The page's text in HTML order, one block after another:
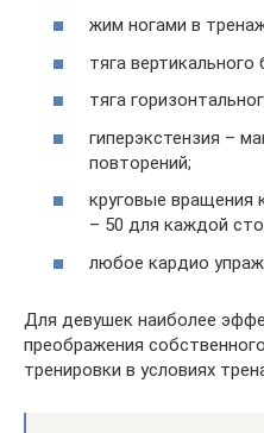
жим ногами в
тяга вертикального
тяга
гиперэкстензия –
повторений;
круговые вращения
– 50 для каждой
любое кардио
Для девушек наиболее
преображения
тренировки в условиях